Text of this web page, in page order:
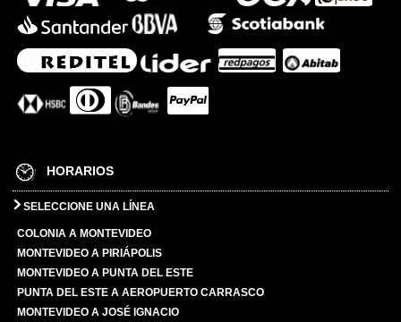
HORARIOS
SELECCIONE UNA LÍNEA
COLONIA A MONTEVIDEO
MONTEVIDEO A PIRIÁPOLIS
MONTEVIDEO A PUNTA DEL ESTE
PUNTA DEL ESTE A AEROPUERTO CARRASCO
MONTEVIDEO A JOSÉ IGNACIO